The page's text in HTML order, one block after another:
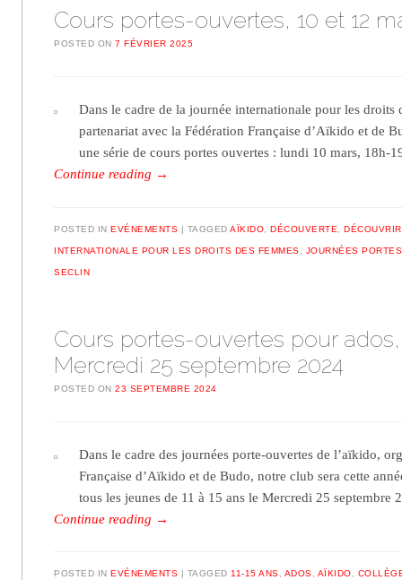
Cours portes-ouvertes, 10 et 12
POSTED ON7 FÉVRIER 2025
Dans le cadre de la journée internationale pour les droits
partenariat avec la Fédération Française d’Aïkido et de
une série de cours portes ouvertes : lundi 10 mars, 18h-
Continue reading →
POSTED INEVÉNEMENTS TAGGEDAÏKIDO ,DÉCOUVERTE ,DÉCOUVRIR
INTERNATIONALE POUR LES DROITS DES FEMMES JOURNÉES
SECLIN
Cours portes-ouvertes pour ados,
Mercredi 25 septembre 2024
POSTED ON23 SEPTEMBRE 2024
Dans le cadre des journées porte-ouvertes de l’aïkido,
Française d’Aïkido et de Budo, notre club sera cette
tous les jeunes de 11 à 15 ans le Mercredi 25 septembre
Continue reading →
POSTED IN EVÉNEMENTS TAGGED11-15 ANS, ADOS, AÏKIDO,